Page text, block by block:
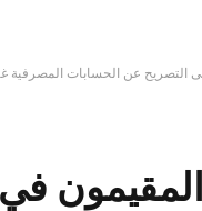
التصريح عن الحسابات المصرفية